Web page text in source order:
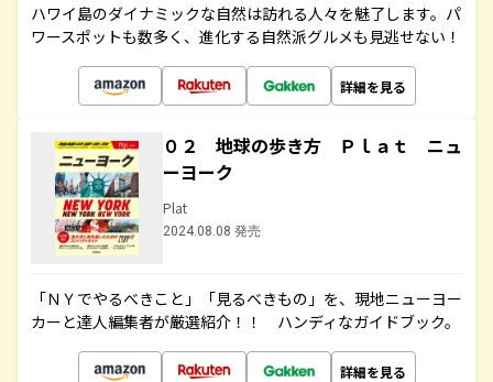
ハワイ島のダイナミックな自然は訪れる人々を魅了します。パ
ワースポットも数多く、進化する自然派グルメも見逃せない！
詳細を見る
０２ 地球の歩き方 Ｐｌａｔ ニュ
ーヨーク
Plat
2024.08.08 発売
「ＮＹでやるべきこと」「見るべきもの」を、現地ニューヨー
カーと達人編集者が厳選紹介！！ ハンディなガイドブック。
詳細を見る